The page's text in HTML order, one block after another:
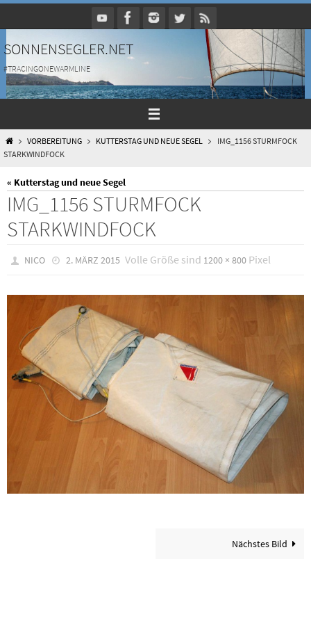
Inhalt
springen
SONNENSEGLER.NET
#TRACINGONEWARMLINE
HOMEVORBEREITUNG KUTTERSTAG UND NEUE SEGEL
IMG_1156 STURMFOCK
STARKWINDFOCK
« Kutterstag und neue Segel
IMG_1156 STURMFOCK
STARKWINDFOCK
NICO 2. MÄRZ 2015 Volle Größe sind 1200 × 800Pixel
Nächstes Bild